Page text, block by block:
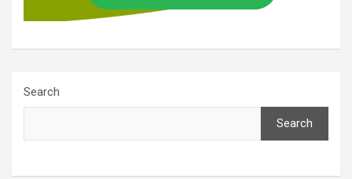
Search
Search